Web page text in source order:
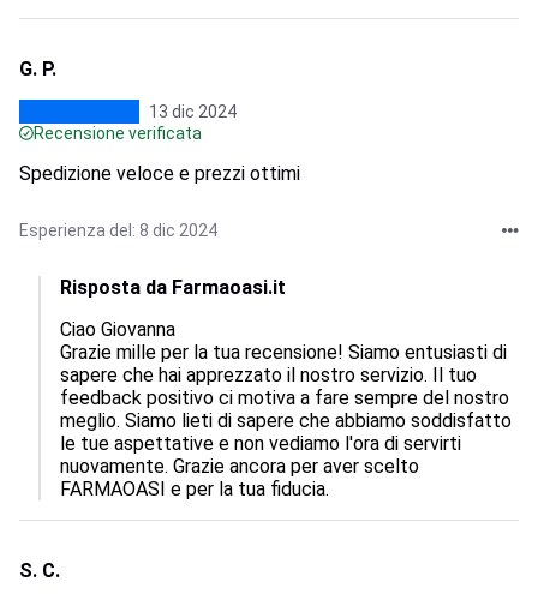
G. P.
13 dic 2024
Recensione verificata
Spedizione veloce e prezzi ottimi
Esperienza del: 8 dic 2024
Risposta da Farmaoasi.it
Ciao Giovanna
Grazie mille per la tua recensione! Siamo entusiasti di
sapere che hai apprezzato il nostro servizio. Il tuo
feedback positivo ci motiva a fare sempre del nostro
meglio. Siamo lieti di sapere che abbiamo soddisfatto
le tue aspettative e non vediamo l'ora di servirti
nuovamente. Grazie ancora per aver scelto
FARMAOASI e per la tua fiducia.
S. C.